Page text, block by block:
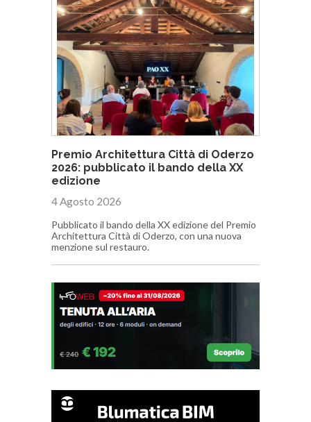
Premio Architettura Città di Oderzo
2026: pubblicato il bando della XX
edizione
4 Agosto 2026
Pubblicato il bando della XX edizione del Premio
Architettura Città di Oderzo, con una nuova
menzione sul restauro.